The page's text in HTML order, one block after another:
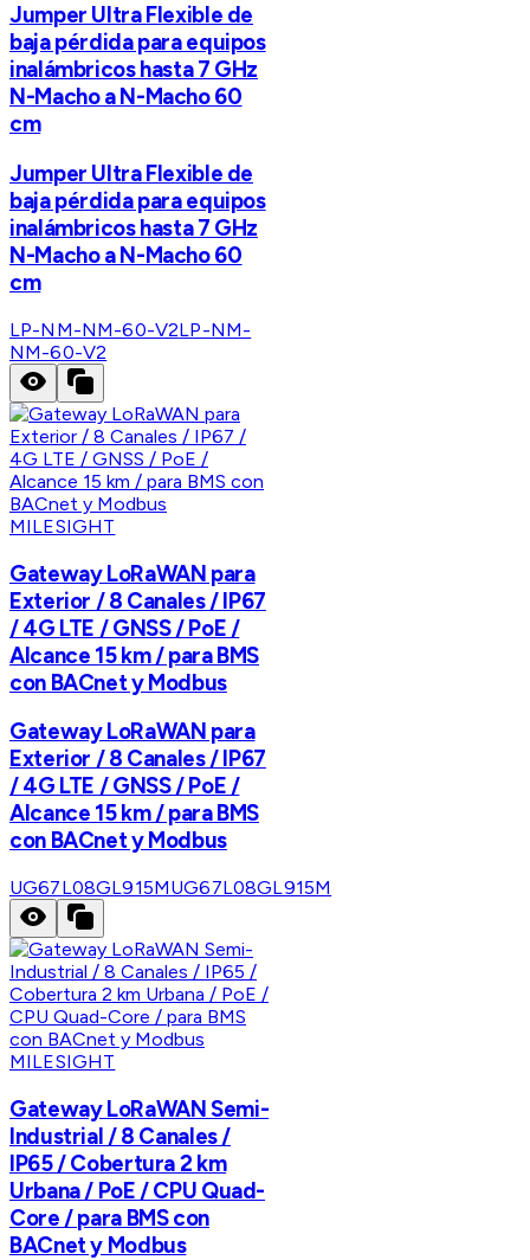
Jumper Ultra Flexible de
baja pérdida para equipos
inalámbricos hasta 7 GHz
N-Macho a N-Macho 60
cm
Jumper Ultra Flexible de
baja pérdida para equipos
inalámbricos hasta 7 GHz
N-Macho a N-Macho 60
cm
LP-NM-NM-60-V2LP-NM-
NM-60-V2
MILESIGHT
Gateway LoRaWAN para
Exterior / 8 Canales / IP67
/ 4G LTE / GNSS / PoE /
Alcance 15 km / para BMS
con BACnet y Modbus
Gateway LoRaWAN para
Exterior / 8 Canales / IP67
/ 4G LTE / GNSS / PoE /
Alcance 15 km / para BMS
con BACnet y Modbus
UG67L08GL915MUG67L08GL915M
MILESIGHT
Gateway LoRaWAN Semi-
Industrial / 8 Canales /
IP65 / Cobertura 2 km
Urbana / PoE / CPU Quad-
Core / para BMS con
BACnet y Modbus